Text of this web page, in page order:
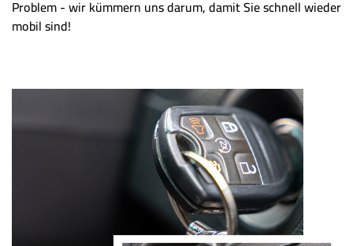
Problem - wir kümmern uns darum, damit Sie schnell wieder
mobil sind!